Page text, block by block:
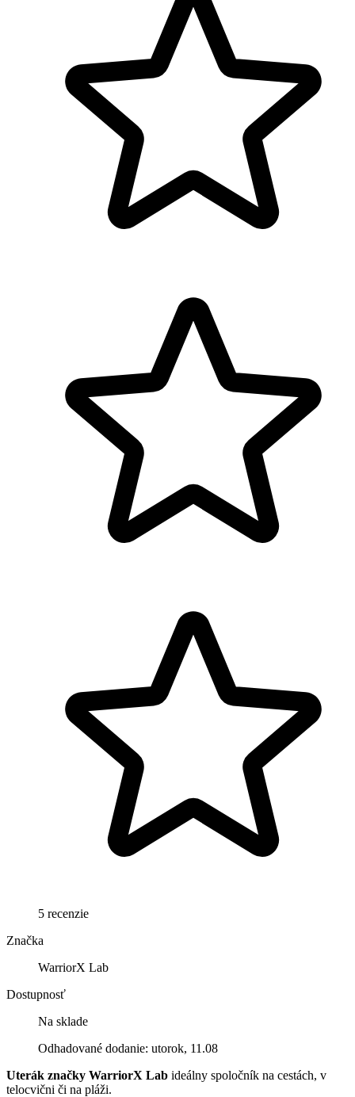
5 recenzie
Značka
WarriorX Lab
Dostupnosť
Na sklade
Odhadované dodanie: utorok, 11.08
Uterák značky WarriorX Lab ideálny spoločník na cestách, v
telocvični či na pláži.